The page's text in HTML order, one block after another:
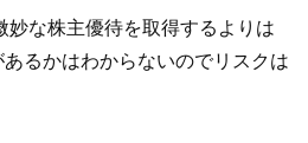
妙な株主優待を取得するよりは
るかはわからないのでリスクは